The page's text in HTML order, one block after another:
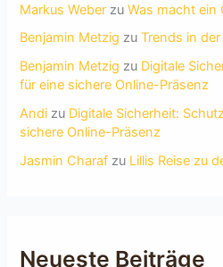
Markus Weber zuWas macht ein
Benjamin Metzig zuTrends in
Benjamin Metzig zu Digitale
für eine sichere Online-Präsenz
Andi zu Digitale Sicherheit:
sichere Online-Präsenz
Jasmin Charaf zu Lillis Reise zu
Neueste Beiträge